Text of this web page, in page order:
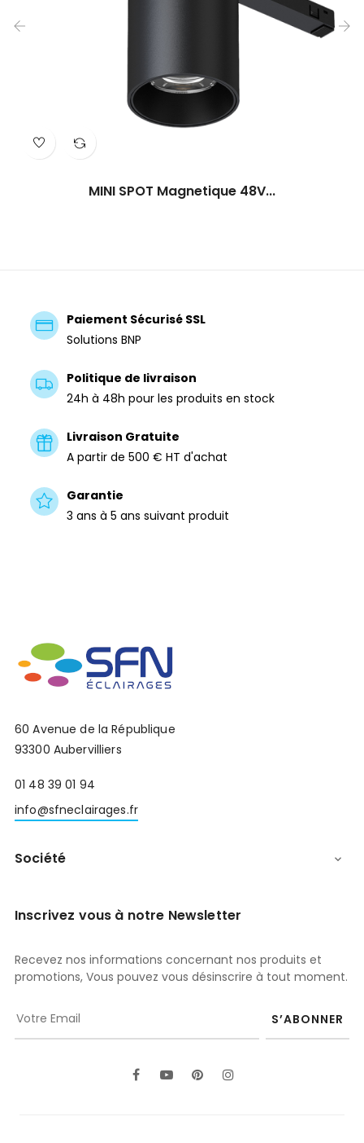
MINI SPOT Magnetique 48V...
Paiement Sécurisé SSL
Solutions BNP
Politique de livraison
24h à 48h pour les produits en stock
Livraison Gratuite
A partir de 500 € HT d'achat
Garantie
3 ans à 5 ans suivant produit
60 Avenue de la République
93300 Aubervilliers
01 48 39 01 94
info@sfneclairages.fr
Société 
Inscrivez vous à notre Newsletter
Recevez nos informations concernant nos produits et
promotions, Vous pouvez vous désinscrire à tout moment.
S’ABONNER
FacebookYouTubePinterest